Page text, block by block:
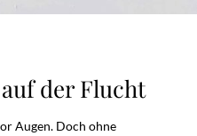
der Flucht
Augen. Doch ohne